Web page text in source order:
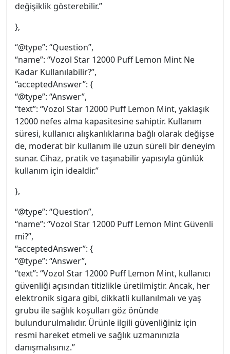
değişiklik gösterebilir.”
},
“@type”: “Question”,
“name”: “Vozol Star 12000 Puff Lemon Mint Ne
Kadar Kullanılabilir?”,
“acceptedAnswer”: {
“@type”: “Answer”,
“text”: “Vozol Star 12000 Puff Lemon Mint, yaklaşık
12000 nefes alma kapasitesine sahiptir. Kullanım
süresi, kullanıcı alışkanlıklarına bağlı olarak değişse
de, moderat bir kullanım ile uzun süreli bir deneyim
sunar. Cihaz, pratik ve taşınabilir yapısıyla günlük
kullanım için idealdir.”
},
“@type”: “Question”,
“name”: “Vozol Star 12000 Puff Lemon Mint Güvenli
mi?”,
“acceptedAnswer”: {
“@type”: “Answer”,
“text”: “Vozol Star 12000 Puff Lemon Mint, kullanıcı
güvenliği açısından titizlikle üretilmiştir. Ancak, her
elektronik sigara gibi, dikkatli kullanılmalı ve yaş
grubu ile sağlık koşulları göz önünde
bulundurulmalıdır. Ürünle ilgili güvenliğiniz için
resmi hareket etmeli ve sağlık uzmanınızla
danışmalısınız.”